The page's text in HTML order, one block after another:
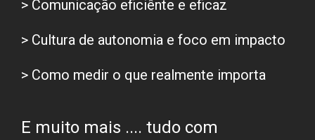
> Comunicação eficiênte e eficaz
> Cultura de autonomia e foco em impacto
> Como medir o que realmente importa
E muito mais .... tudo com